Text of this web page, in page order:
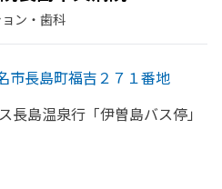
ン・​歯科
市長島町福吉２７１番地
長島温泉行 「伊曽島バス停」